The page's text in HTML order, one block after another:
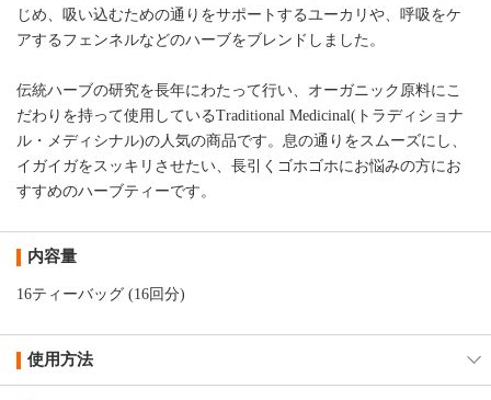
じめ、吸い込むための通りをサポートするユーカリや、呼吸をケ
アするフェンネルなどのハーブをブレンドしました。
伝統ハーブの研究を長年にわたって行い、オーガニック原料にこ
だわりを持って使用しているTraditional Medicinal(トラディショナ
ル・メディシナル)の人気の商品です。息の通りをスムーズにし、
イガイガをスッキリさせたい、長引くゴホゴホにお悩みの方にお
すすめのハーブティーです。
内容量
16ティーバッグ (16回分)
使用方法